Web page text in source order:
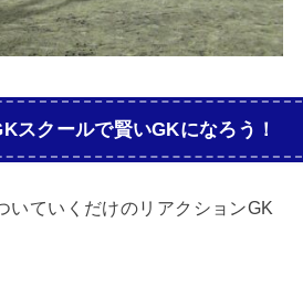
スクールで賢いGKになろう！
いていくだけのリアクションGK